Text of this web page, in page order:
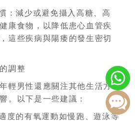
：減少或避免攝入高糖、高
康食物，以降低患心血管疾
這些疾病與陽痿的發生密切
調整
輕男性還應關注其他生活方
。以下是一些建議：
度的有氧運動如慢跑、遊泳等